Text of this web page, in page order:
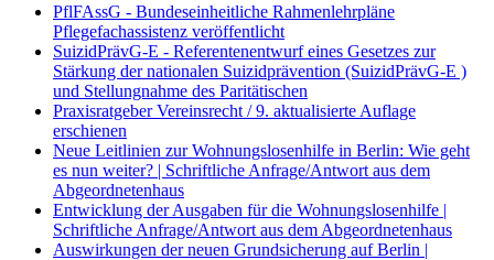
PflFAssG - Bundeseinheitliche Rahmenlehrpläne
Pflegefachassistenz veröffentlicht
SuizidPrävG-E - Referentenentwurf eines Gesetzes zur
Stärkung der nationalen Suizidprävention (SuizidPrävG-E )
und Stellungnahme des Paritätischen
Praxisratgeber Vereinsrecht / 9. aktualisierte Auflage
erschienen
Neue Leitlinien zur Wohnungslosenhilfe in Berlin: Wie geht
es nun weiter? | Schriftliche Anfrage/Antwort aus dem
Abgeordnetenhaus
Entwicklung der Ausgaben für die Wohnungslosenhilfe |
Schriftliche Anfrage/Antwort aus dem Abgeordnetenhaus
Auswirkungen der neuen Grundsicherung auf Berlin |